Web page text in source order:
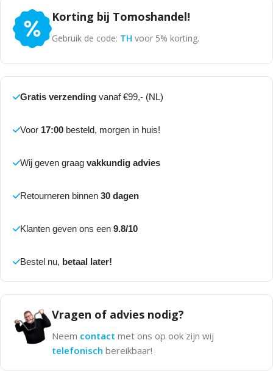
Korting bij Tomoshandel!
Gebruik de code: TH voor 5% korting.
Gratis verzending vanaf €99,- (NL)
Voor 17:00 besteld, morgen in huis!
Wij geven graag vakkundig advies
Retourneren binnen 30 dagen
Klanten geven ons een 9.8/10
Bestel nu, betaal later!
Vragen of advies nodig?
Neem contact met ons op ook zijn wij
telefonisch bereikbaar!